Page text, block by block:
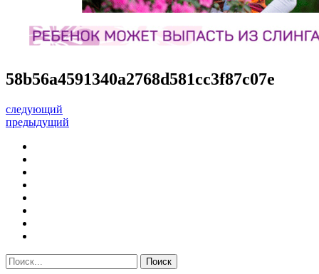
58b56a4591340a2768d581cc3f87c07e
следующий
предыдущий